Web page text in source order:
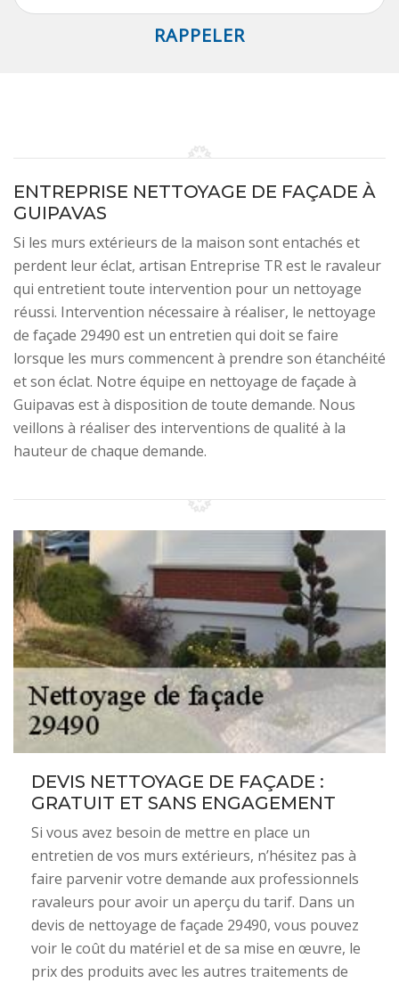
ENTREPRISE NETTOYAGE DE FAÇADE À
GUIPAVAS
Si les murs extérieurs de la maison sont entachés et
perdent leur éclat, artisan Entreprise TR est le ravaleur
qui entretient toute intervention pour un nettoyage
réussi. Intervention nécessaire à réaliser, le nettoyage
de façade 29490 est un entretien qui doit se faire
lorsque les murs commencent à prendre son étanchéité
et son éclat. Notre équipe en nettoyage de façade à
Guipavas est à disposition de toute demande. Nous
veillons à réaliser des interventions de qualité à la
hauteur de chaque demande.
DEVIS NETTOYAGE DE FAÇADE :
GRATUIT ET SANS ENGAGEMENT
Si vous avez besoin de mettre en place un
entretien de vos murs extérieurs, n’hésitez pas à
faire parvenir votre demande aux professionnels
ravaleurs pour avoir un aperçu du tarif. Dans un
devis de nettoyage de façade 29490, vous pouvez
voir le coût du matériel et de sa mise en œuvre, le
prix des produits avec les autres traitements de